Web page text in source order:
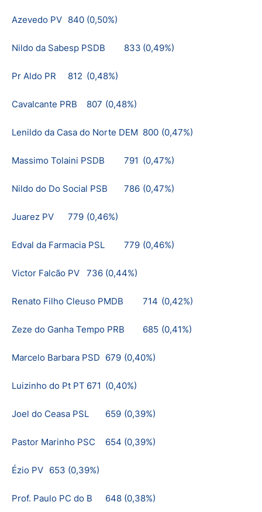
Azevedo PV 840 (0,50%)
Nildo da Sabesp PSDB 833 (0,49%)
Pr Aldo PR 812 (0,48%)
Cavalcante PRB 807 (0,48%)
Lenildo da Casa do Norte DEM 800 (0,47%)
Massimo Tolaini PSDB 791 (0,47%)
Nildo do Do Social PSB 786 (0,47%)
Juarez PV 779 (0,46%)
Edval da Farmacia PSL 779 (0,46%)
Victor Falcão PV 736 (0,44%)
Renato Filho Cleuso PMDB 714 (0,42%)
Zeze do Ganha Tempo PRB 685 (0,41%)
Marcelo Barbara PSD 679 (0,40%)
Luizinho do Pt PT 671 (0,40%)
Joel do Ceasa PSL 659 (0,39%)
Pastor Marinho PSC 654 (0,39%)
Ézio PV 653 (0,39%)
Prof. Paulo PC do B 648 (0,38%)